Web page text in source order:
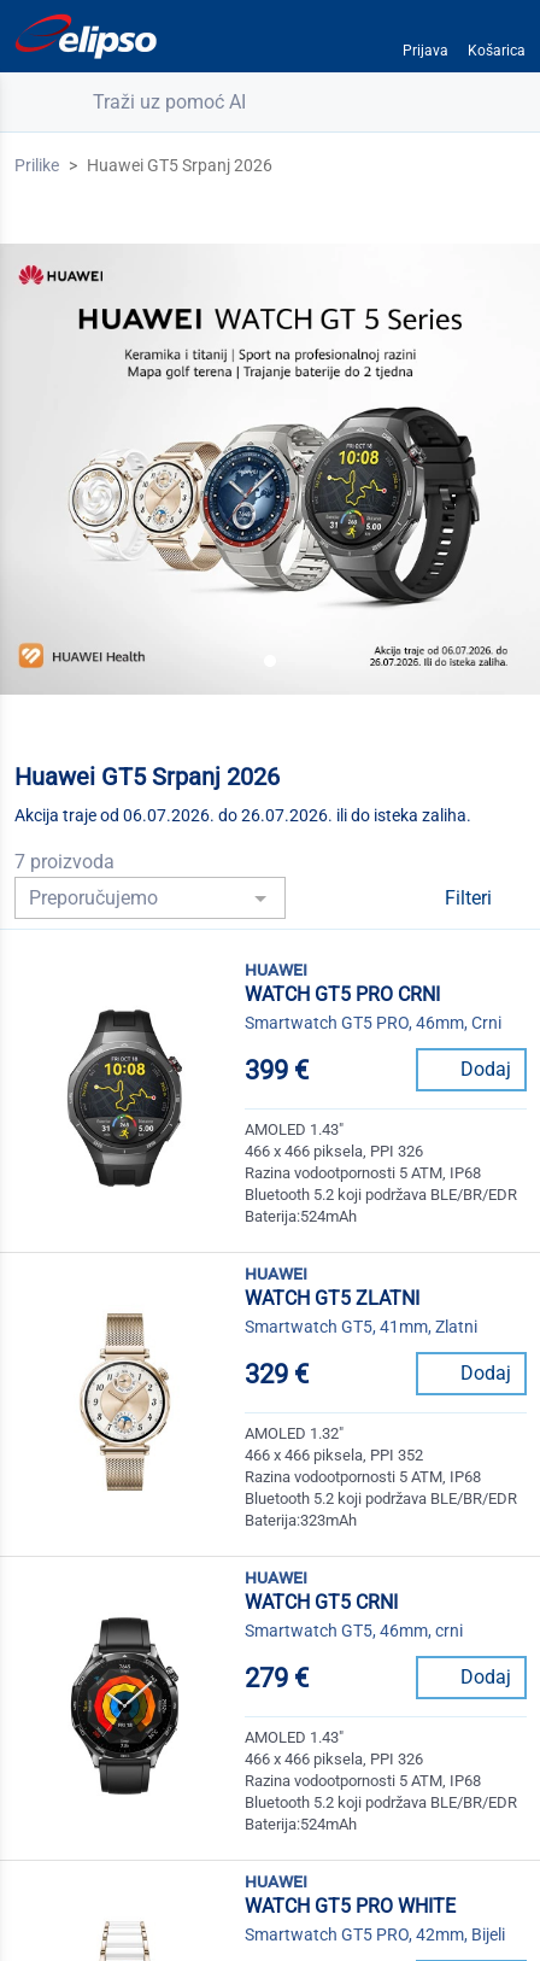
Prijava Košarica
Traži uz pomoć AI
Prilike Huawei GT5 Srpanj 2026
Huawei GT5 Srpanj 2026
Akcija traje od 06.07.2026. do 26.07.2026. ili do isteka zaliha.
7 proizvoda
Filteri
huawei
WATCH GT5 PRO CRNI
Smartwatch GT5 PRO, 46mm, Crni
399 € Dodaj
AMOLED 1.43"
466 x 466 piksela, PPI 326
Razina vodootpornosti 5 ATM, IP68
Bluetooth 5.2 koji podržava BLE/BR/EDR
Baterija:524mAh
huawei
WATCH GT5 ZLATNI
Smartwatch GT5, 41mm, Zlatni
329 € Dodaj
AMOLED 1.32"
466 x 466 piksela, PPI 352
Razina vodootpornosti 5 ATM, IP68
Bluetooth 5.2 koji podržava BLE/BR/EDR
Baterija:323mAh
huawei
WATCH GT5 CRNI
Smartwatch GT5, 46mm, crni
279 € Dodaj
AMOLED 1.43"
466 x 466 piksela, PPI 326
Razina vodootpornosti 5 ATM, IP68
Bluetooth 5.2 koji podržava BLE/BR/EDR
Baterija:524mAh
huawei
WATCH GT5 PRO WHITE
Smartwatch GT5 PRO, 42mm, Bijeli